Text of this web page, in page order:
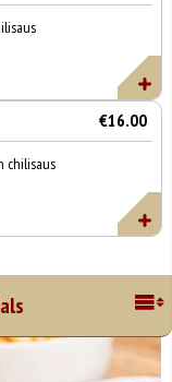
€16.00
chilisaus